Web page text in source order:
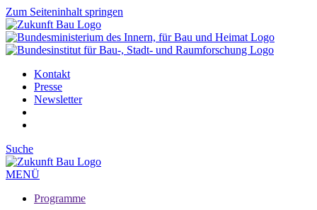
Zum Seiteninhalt springen
Kontakt
Presse
Newsletter
Suche
MENÜ
Programme